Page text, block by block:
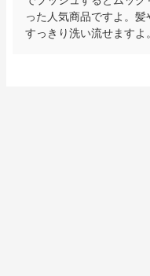
った人気商品ですよ。
すっきり洗い流せますよ。